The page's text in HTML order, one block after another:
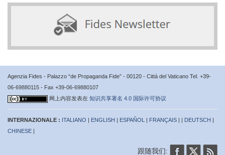
Agenzia Fides - Palazzo “de Propaganda Fide” - 00120 - Città del Vaticano Tel. +39-
06-69880115 - Fax +39-06-69880107
网上内容发表在 知识共享署名 4.0 国际许可协议
INTERNAZIONALE : ITALIANO | ENGLISH | ESPAÑOL | FRANÇAIS | | DEUTSCH |
CHINESE |
跟随我们: